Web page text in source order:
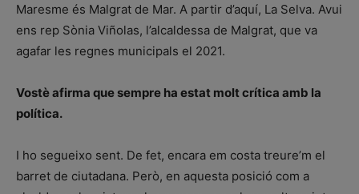
Maresme és Malgrat de Mar. A partir d’aquí, La Selva. Avui
ens rep Sònia Viñolas, l’alcaldessa de Malgrat, que va
agafar les regnes municipals el 2021.
Vostè afirma que sempre ha estat molt crítica amb la
política.
I ho segueixo sent. De fet, encara em costa treure’m el
barret de ciutadana. Però, en aquesta posició com a